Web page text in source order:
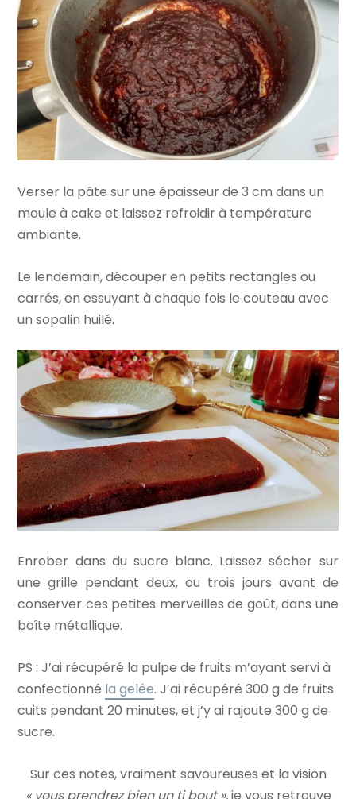
Verser la pâte sur une épaisseur de 3 cm dans un
moule à cake et laissez refroidir à température
ambiante.
Le lendemain, découper en petits rectangles ou
carrés, en essuyant à chaque fois le couteau avec
un sopalin huilé.
Enrober dans du sucre blanc. Laissez sécher sur
une grille pendant deux, ou trois jours avant de
conserver ces petites merveilles de goût, dans une
boîte métallique.
PS : J’ai récupéré la pulpe de fruits m’ayant servi à
confectionné la gelée. J’ai récupéré 300 g de fruits
cuits pendant 20 minutes, et j’y ai rajoute 300 g de
sucre.
Sur ces notes, vraiment savoureuses et la vision
« vous prendrez bien un ti bout »,je vous retrouve